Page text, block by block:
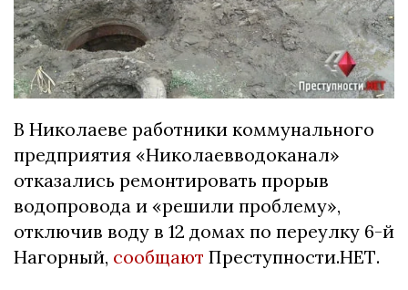
В Николаеве работники коммунального
предприятия «Николаевводоканал»
отказались ремонтировать прорыв
водопровода и «решили проблему»,
отключив воду в 12 домах по переулку 6-й
Нагорный, сообщают Преступности.НЕТ.